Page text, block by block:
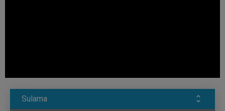
Sulama